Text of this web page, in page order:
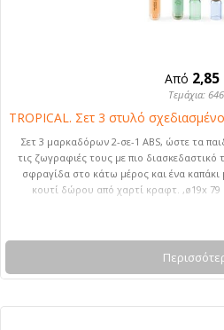
Από 2,85
Τεμάχια:
TROPICAL. Σετ 3 στυλό
Σετ 3 μαρκαδόρων 2-σε-1 ABS, ώστε τα
τις ζωγραφιές τους με πιο
σφραγίδα στο κάτω μέρος και ένα
κουτί δώρου από χαρτί κραφτ. ,ø19x